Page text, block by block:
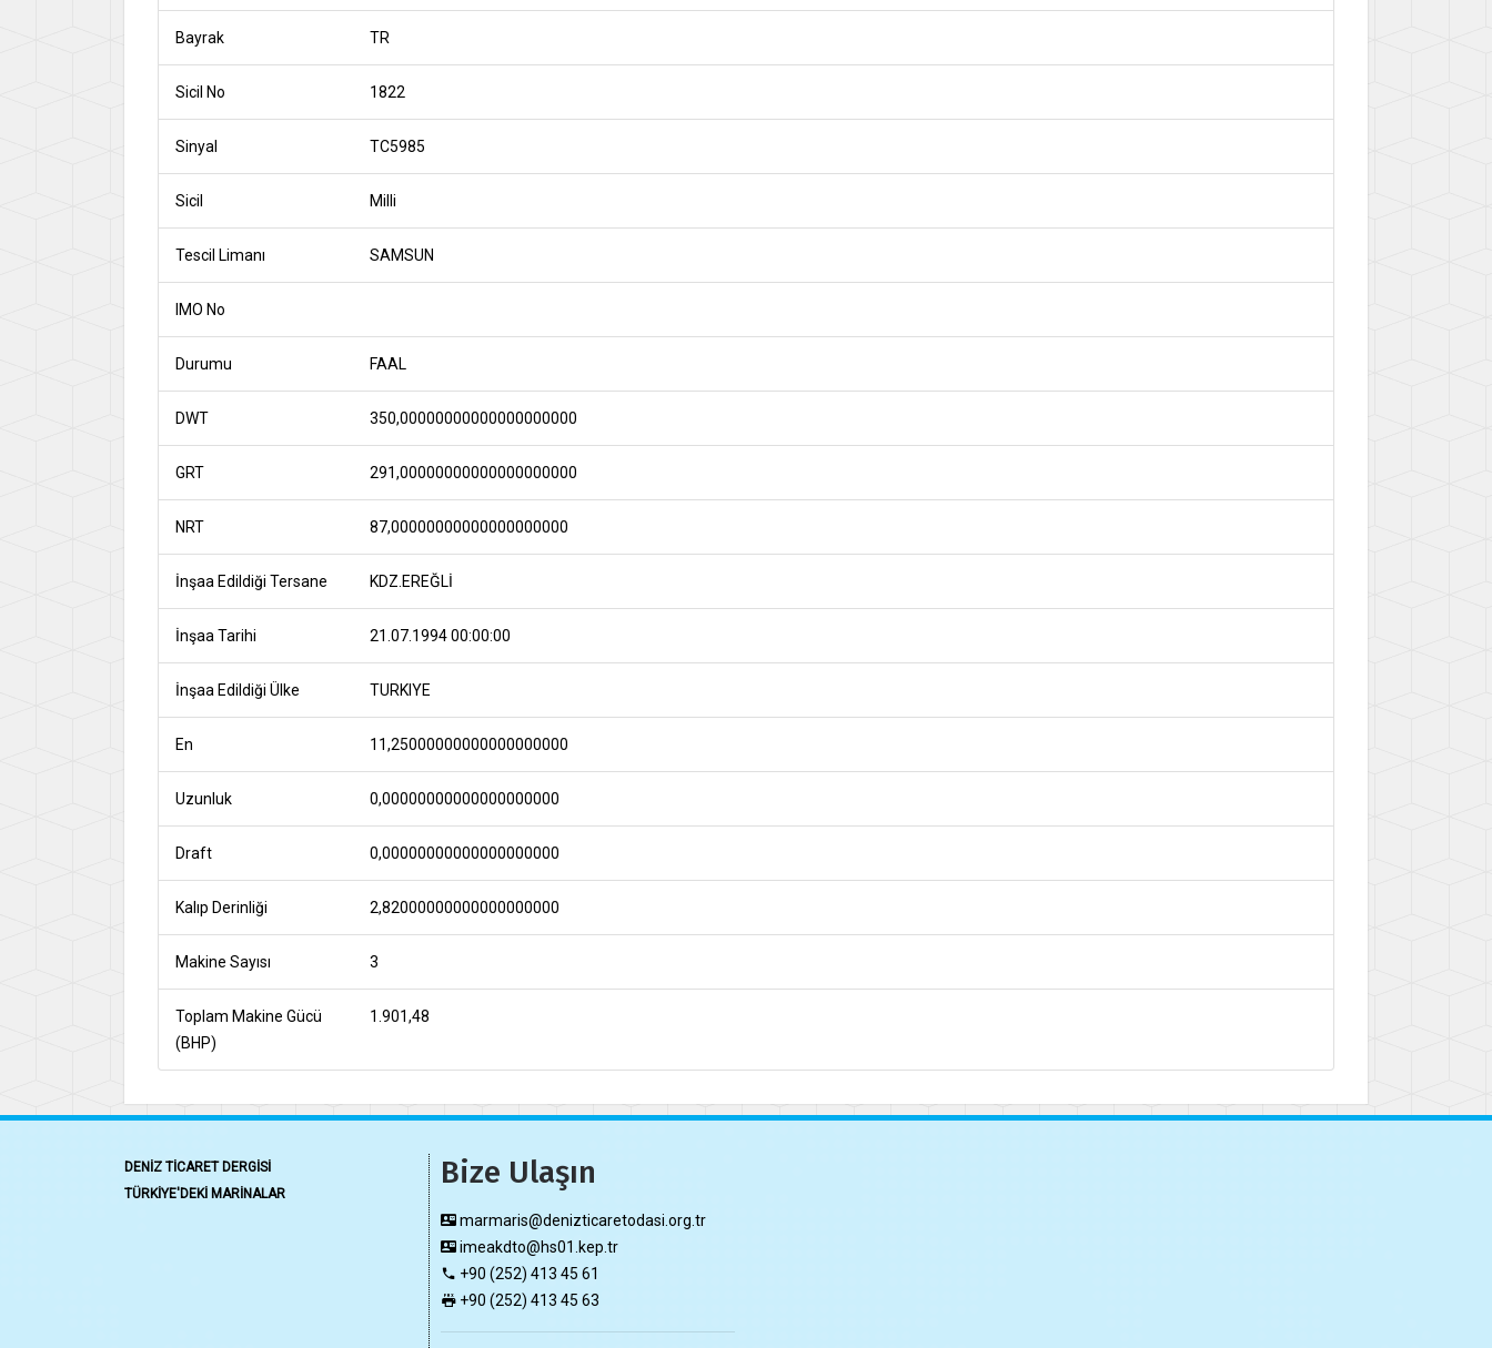
Bayrak TR
Sicil No 1822
Sinyal TC5985
Sicil Milli
Tescil Limanı SAMSUN
IMO No
Durumu FAAL
DWT 350,00000000000000000000
GRT 291,00000000000000000000
NRT 87,00000000000000000000
İnşaa Edildiği Tersane KDZ.EREĞLİ
İnşaa Tarihi 21.07.1994 00:00:00
İnşaa Edildiği Ülke TURKIYE
En 11,25000000000000000000
Uzunluk 0,00000000000000000000
Draft 0,00000000000000000000
Kalıp Derinliği 2,82000000000000000000
Makine Sayısı 3
Toplam Makine Gücü
(BHP)
1.901,48
DENİZ TİCARET DERGİSİ
TÜRKİYE'DEKİ MARİNALAR
Bize Ulaşın
marmaris@denizticaretodasi.org.tr
imeakdto@hs01.kep.tr
+90 (252) 413 45 61
+90 (252) 413 45 63